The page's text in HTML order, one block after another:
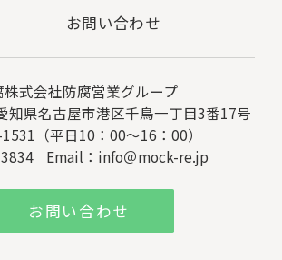
お問い合わせ
式会社防腐営業グループ
県名古屋市港区千鳥一丁目3番17号
（平日10：00～16：00）
Email： info＠mock-re.jp
お問い合わせ